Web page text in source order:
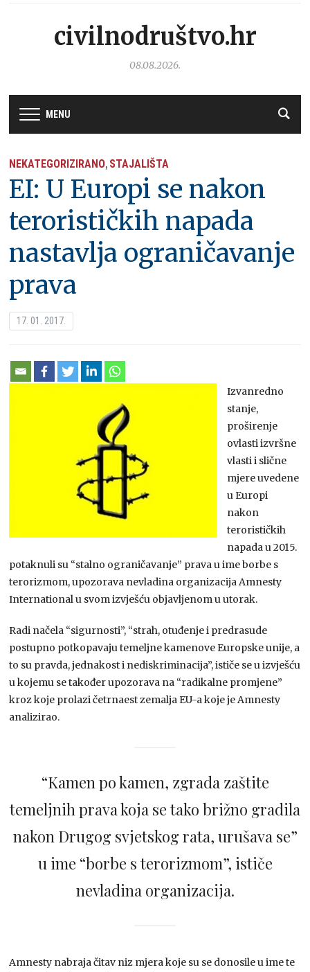
civilnodruštvo.hr
08.08.2026.
MENU
NEKATEGORIZIRANO, STAJALIŠTA
EI: U Europi se nakon
terorističkih napada
nastavlja ograničavanje
prava
17. 01. 2017.
Izvanredno
stanje,
proširenje
ovlasti izvršne
vlasti i slične
mjere uvedene
u Europi
nakon
terorističkih
napada u 2015.
potaknuli su “stalno ograničavanje” prava u ime borbe s
terorizmom, upozorava nevladina organizacija Amnesty
International u svom izvješću objavljenom u utorak.
Radi načela “sigurnosti”, “strah, otuđenje i predrasude
postupno potkopavaju temeljne kamenove Europske unije, a
to su pravda, jednakost i nediskriminacija”, ističe se u izvješću
u kojemu se također upozorava na “radikalne promjene”
kroz koje prolazi četrnaest zemalja EU-a koje je Amnesty
analizirao.
“Kamen po kamen, zgrada zaštite
temeljnih prava koja se tako brižno gradila
nakon Drugog svjetskog rata, urušava se”
u ime “borbe s terorizmom”, ističe
nevladina organizacija.
Amnesty nabraja čitav niz mjera koje su se donosile u ime te